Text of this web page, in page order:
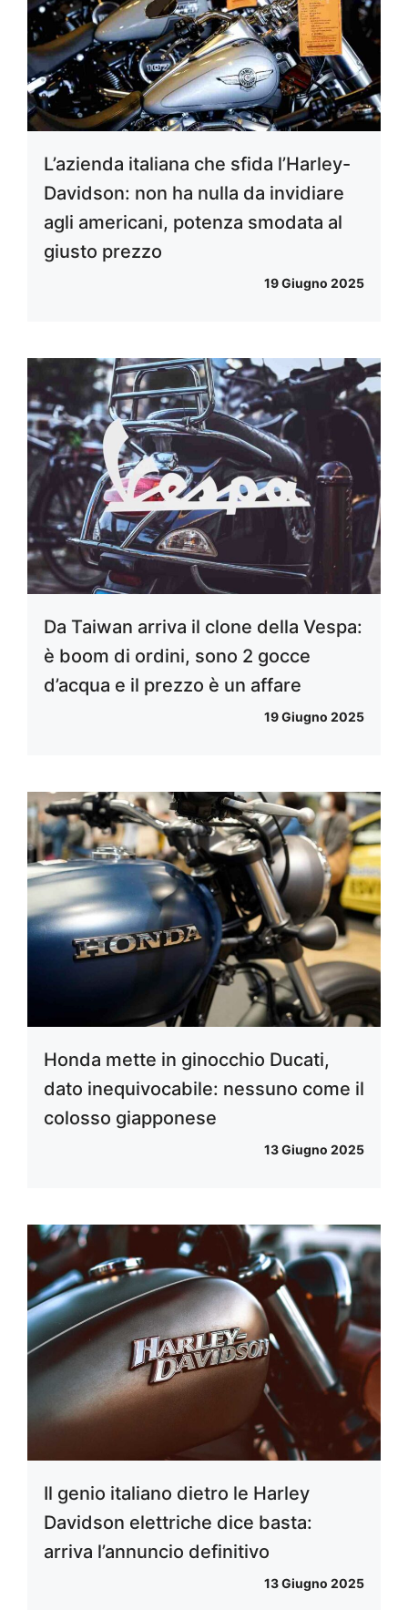
L’azienda italiana che sfida l’Harley-
Davidson: non ha nulla da invidiare
agli americani, potenza smodata al
giusto prezzo
19 Giugno 2025
Da Taiwan arriva il clone della Vespa:
è boom di ordini, sono 2 gocce
d’acqua e il prezzo è un affare
19 Giugno 2025
Honda mette in ginocchio Ducati,
dato inequivocabile: nessuno come il
colosso giapponese
13 Giugno 2025
Il genio italiano dietro le Harley
Davidson elettriche dice basta:
arriva l’annuncio definitivo
13 Giugno 2025